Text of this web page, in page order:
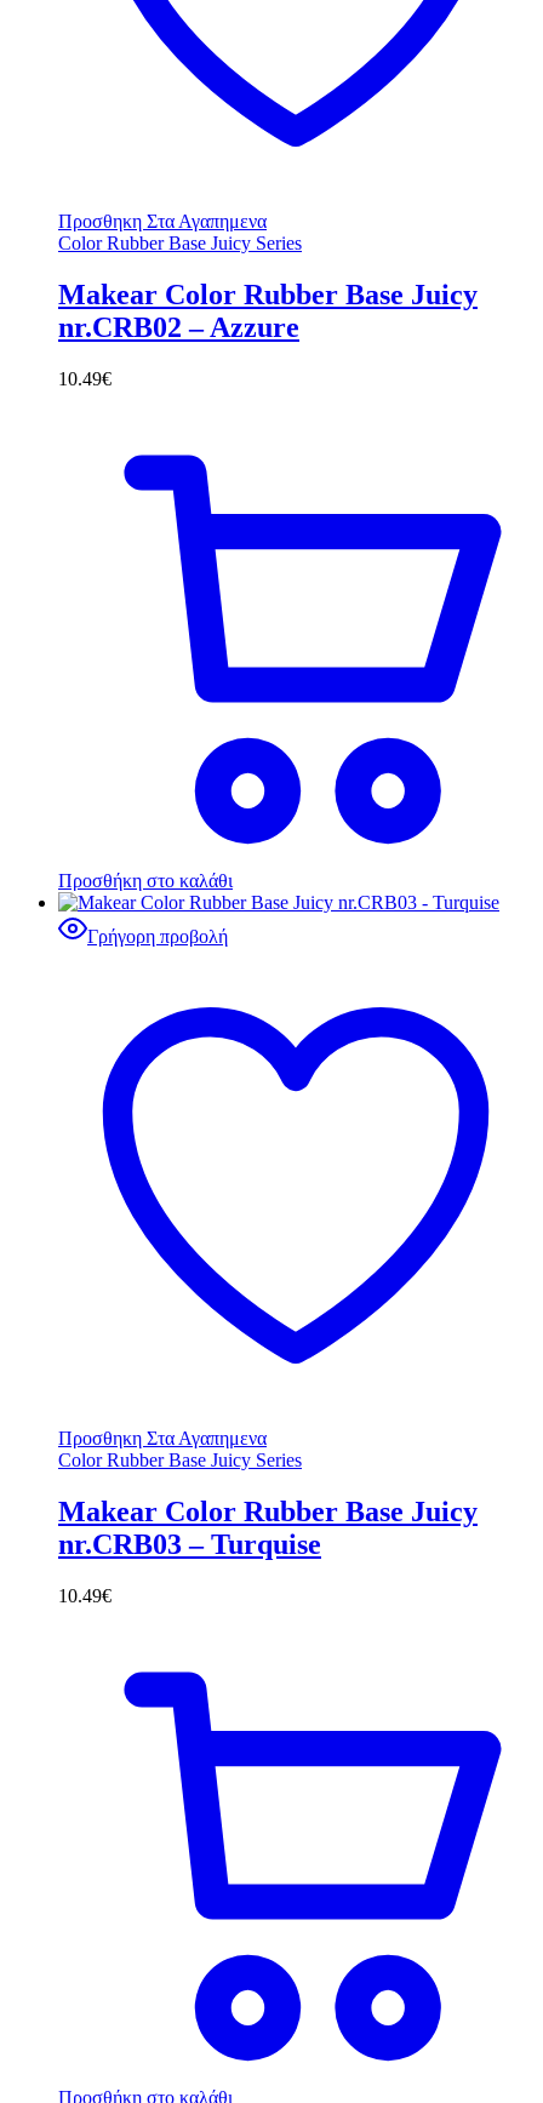
Προσθηκη Στα Αγαπημενα
Color Rubber Base Juicy Series
Makear Color Rubber Base Juicy
nr.CRB02 – Azzure
10.49€
Προσθήκη στο καλάθι
Γρήγορη προβολή
Προσθηκη Στα Αγαπημενα
Color Rubber Base Juicy Series
Makear Color Rubber Base Juicy
nr.CRB03 – Turquise
10.49€
Προσθήκη στο καλάθι